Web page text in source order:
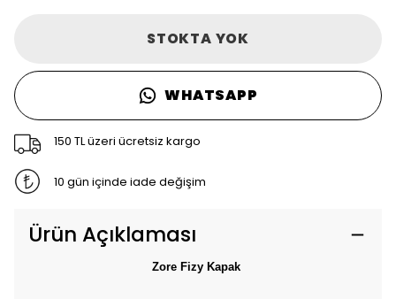
STOKTA YOK
WHATSAPP
150 TL üzeri ücretsiz kargo
10 gün içinde iade değişim
Ürün Açıklaması
Zore Fizy Kapak